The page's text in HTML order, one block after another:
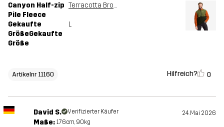
Canyon Half-zip
Pile Fleece
Terracotta Brown/Cypress
Gekaufte
GrößeGekaufte
Größe
L
Artikelnr 11160 Hilfreich? 0
David S. Verifizierter Käufer 24. Mai 2026
Maße: 176cm, 90kg